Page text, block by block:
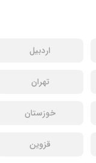
اردبیل
تهران
خوزستان
قزوین